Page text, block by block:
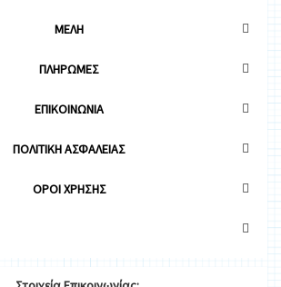
ΜΕΛΗ
ΠΛΗΡΩΜΕΣ
ΕΠΙΚΟΙΝΩΝΙΑ
ΠΟΛΙΤΙΚΗ ΑΣΦΑΛΕΙΑΣ
OΡΟΙ ΧΡΗΣΗΣ